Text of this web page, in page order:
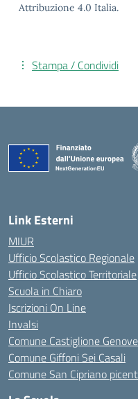
Attribuzione 4.0 Italia.
Stampa / Condividi
Link Esterni
MIUR
Ufficio Scolastico Regionale
Ufficio Scolastico Territoriale
Scuola in Chiaro
Iscrizioni On Line
Invalsi
Comune Castiglione
Comune Giffoni Sei Casali
Comune San Cipriano